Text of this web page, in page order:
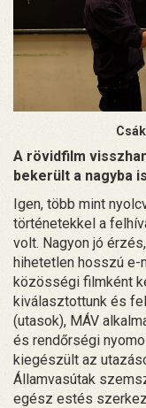
A rövidfilm
bekerült a nagyba
Igen, több mint
történetekkel a
volt. Nagyon jó
hihetetlen hosszú e-
közösségi filmként
kiválasztottunk és
(utasok), MÁV
és rendőrségi
kiegészült az
Államvasútak
egész estés